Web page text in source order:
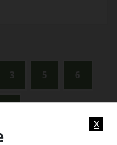
3 5 6
x